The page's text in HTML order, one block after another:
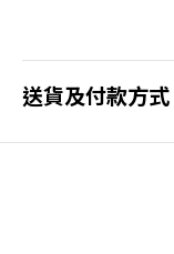
送貨及付款方式